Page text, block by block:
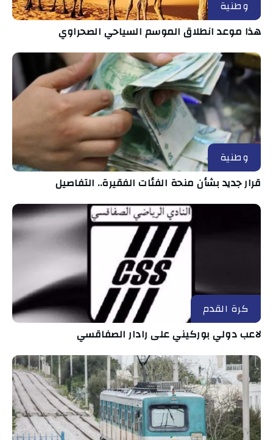
وطنية
هذا موعد انطلاق الموسم السياحي الصحراوي
وطنية
قرار جديد بشأن منحة الفئات الفقيرة.. التفاصيل
كرة القدم
لاعب دولي بوركيني على رادار الصفاقسي